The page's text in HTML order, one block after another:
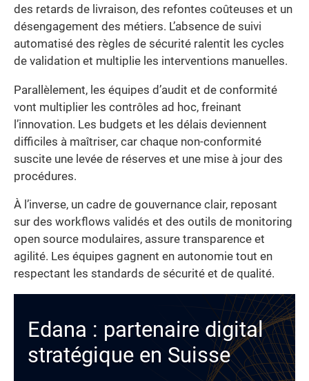
des retards de livraison, des refontes coûteuses et un
désengagement des métiers. L’absence de suivi
automatisé des règles de sécurité ralentit les cycles
de validation et multiplie les interventions manuelles.
Parallèlement, les équipes d’audit et de conformité
vont multiplier les contrôles ad hoc, freinant
l’innovation. Les budgets et les délais deviennent
difficiles à maîtriser, car chaque non-conformité
suscite une levée de réserves et une mise à jour des
procédures.
À l’inverse, un cadre de gouvernance clair, reposant
sur des workflows validés et des outils de monitoring
open source modulaires, assure transparence et
agilité. Les équipes gagnent en autonomie tout en
respectant les standards de sécurité et de qualité.
Edana : partenaire digital
stratégique en Suisse